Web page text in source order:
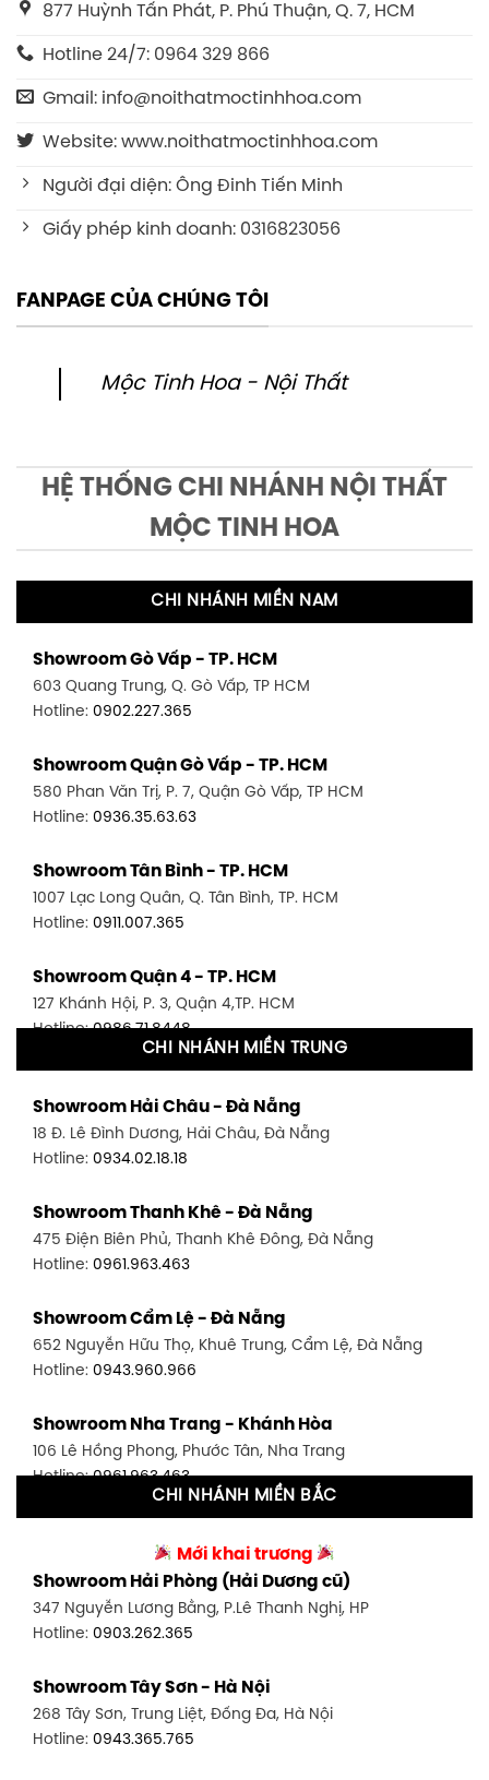
877 Huỳnh Tấn Phát, P. Phú Thuận, Q. 7, HCM
Hotline 24/7: 0964 329 866
Gmail: info@noithatmoctinhhoa.com
Website: www.noithatmoctinhhoa.com
Người đại diện: Ông Đinh Tiến Minh
Giấy phép kinh doanh: 0316823056
FANPAGE CỦA CHÚNG TÔI
Mộc Tinh Hoa - Nội Thất
HỆ THỐNG CHI NHÁNH NỘI THẤT
MỘC TINH HOA
CHI NHÁNH MIỀN NAM
Showroom Gò Vấp - TP. HCM
603 Quang Trung, Q. Gò Vấp, TP HCM
Hotline: 0902.227.365
Showroom Quận Gò Vấp - TP. HCM
580 Phan Văn Trị, P. 7, Quận Gò Vấp, TP HCM
Hotline: 0936.35.63.63
Showroom Tân Bình - TP. HCM
1007 Lạc Long Quân, Q. Tân Bình, TP. HCM
Hotline: 0911.007.365
Showroom Quận 4 - TP. HCM
127 Khánh Hội, P. 3, Quận 4,TP. HCM
Hotline:0986.71.8448
1411 Đường 3/2, P. 16, Quận 11, TP. HCM
Hotline:0906.256.759
1448 Huỳnh Tấn Phát, Phú Thuận, Quận 7, TP HCM
Hotline:0946.480.580
348 Đ. Bạch Đằng, P. 14, Bình Thạnh, TP HCM
Hotline:0902.716.230
591 Hoàng Văn Thụ, P. 4, Tân Bình, TP HCM
Hotline:0906.256.759
Showroom Tân Bình 2 - TP. HCM
0986.71.8448
Showroom Thuận An - Bình Dương
66 đường DT743, An Phú, Thuận An, Bình Dương
Showroom Biên Hòa - Đồng Nai
452 Nguyễn Ái Quốc, Tân Tiến, TP. Biên Hòa, Đồng Nai
CHI NHÁNH MIỀN TRUNG
Showroom Hải Châu - Đà Nẵng
18 Đ. Lê Đình Dương, Hải Châu, Đà Nẵng
Hotline: 0934.02.18.18
Showroom Thanh Khê - Đà Nẵng
475 Điện Biên Phủ, Thanh Khê Đông, Đà Nẵng
Hotline: 0961.963.463
Showroom Cẩm Lệ - Đà Nẵng
652 Nguyễn Hữu Thọ, Khuê Trung, Cẩm Lệ, Đà Nẵng
Hotline: 0943.960.966
Showroom Nha Trang - Khánh Hòa
106 Lê Hồng Phong, Phước Tân, Nha Trang
Hotline:0961.963.463
27-29 Nguyễn Sỹ Sách, Hưng Bình, TP Vinh, Nghệ An
Hotline:0943.960.966
Showroom Buôn Ma Thuột
Hotline:0934.02.18.18
CHI NHÁNH MIỀN BẮC
Mới khai trương
Showroom Hải Phòng (Hải Dương cũ)
347 Nguyễn Lương Bằng, P.Lê Thanh Nghị, HP
Hotline: 0903.262.365
Showroom Tây Sơn - Hà Nội
268 Tây Sơn, Trung Liệt, Đống Đa, Hà Nội
Hotline: 0943.365.765